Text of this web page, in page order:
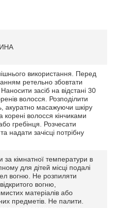
використання. Перед
ретельно збовтати
засіб на відстані 30
волосся. Розподілити
акуратно масажуючи шкіру
корені волосся кінчиками
гребінця. Розчесати
надати зачісці потрібну
за кімнатної температури в
для дітей місці подалі
вогню. Не розпиляти
вогню,
матеріалів або
предметів. Не палити.